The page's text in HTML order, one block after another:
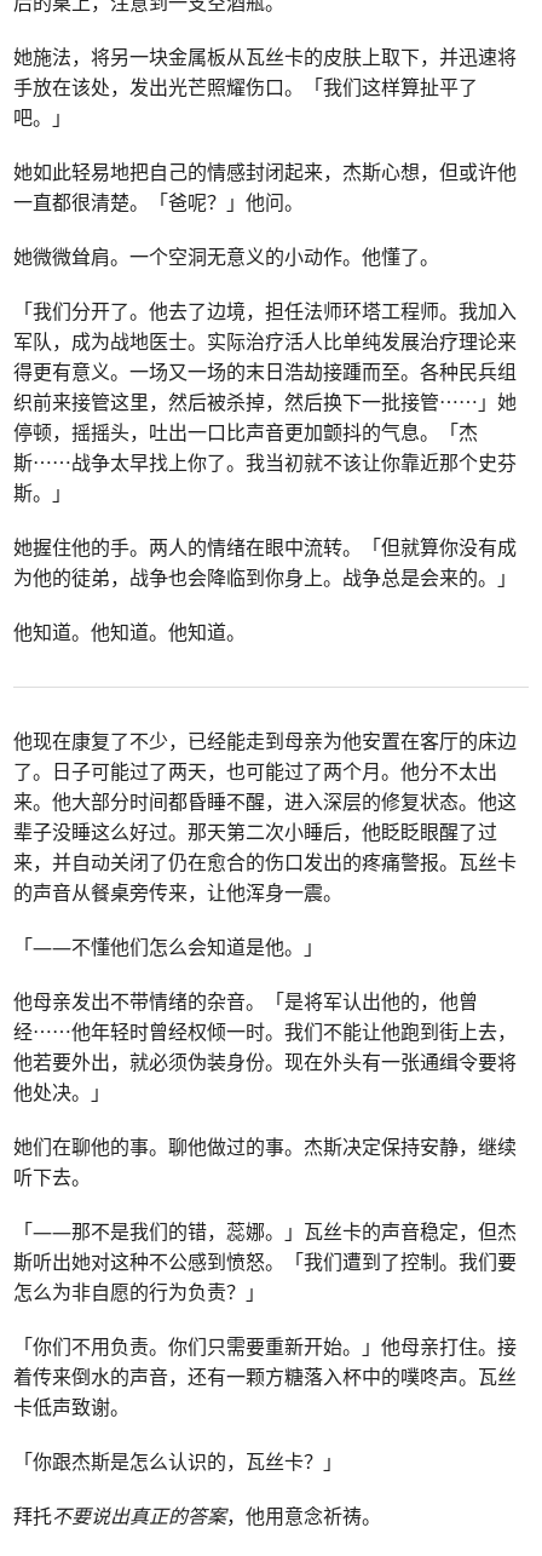
她施法，将另一块金属板从瓦丝卡的皮肤上取下，并迅速将
手放在该处，发出光芒照耀伤口。「我们这样算扯平了
吧。」
她如此轻易地把自己的情感封闭起来，杰斯心想，但或许他
一直都很清楚。「爸呢？」他问。
她微微耸肩。一个空洞无意义的小动作。他懂了。
「我们分开了。他去了边境，担任法师环塔工程师。我加入
军队，成为战地医士。实际治疗活人比单纯发展治疗理论来
得更有意义。一场又一场的末日浩劫接踵而至。各种民兵组
织前来接管这里，然后被杀掉，然后换下一批接管⋯⋯」她
停顿，摇摇头，吐出一口比声音更加颤抖的气息。「杰
斯⋯⋯战争太早找上你了。我当初就不该让你靠近那个史芬
斯。」
她握住他的手。两人的情绪在眼中流转。「但就算你没有成
为他的徒弟，战争也会降临到你身上。战争总是会来的。」
他知道。他知道。他知道。
他现在康复了不少，已经能走到母亲为他安置在客厅的床边
了。日子可能过了两天，也可能过了两个月。他分不太出
来。他大部分时间都昏睡不醒，进入深层的修复状态。他这
辈子没睡这么好过。那天第二次小睡后，他眨眨眼醒了过
来，并自动关闭了仍在愈合的伤口发出的疼痛警报。瓦丝卡
的声音从餐桌旁传来，让他浑身一震。
「——不懂他们怎么会知道是他。」
他母亲发出不带情绪的杂音。「是将军认出他的，他曾
经⋯⋯他年轻时曾经权倾一时。我们不能让他跑到街上去，
他若要外出，就必须伪装身份。现在外头有一张通缉令要将
他处决。」
她们在聊他的事。聊他做过的事。杰斯决定保持安静，继续
听下去。
「——那不是我们的错，蕊娜。」瓦丝卡的声音稳定，但杰
斯听出她对这种不公感到愤怒。「我们遭到了控制。我们要
怎么为非自愿的行为负责？」
「你们不用负责。你们只需要重新开始。」他母亲打住。接
着传来倒水的声音，还有一颗方糖落入杯中的噗咚声。瓦丝
卡低声致谢。
「你跟杰斯是怎么认识的，瓦丝卡？」
拜托不要说出真正的答案，他用意念祈祷。